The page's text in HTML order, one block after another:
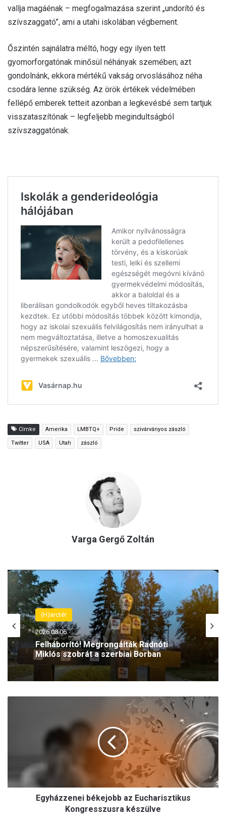
vallja magáénak – megfogalmazása szerint „undorító és
szívszaggató”, ami a utahi iskolában végbement.
Őszintén sajnálatra méltó, hogy egy ilyen tett
gyomorforgatónak minősül néhányak szemében; azt
gondolnánk, ekkora mértékű vakság orvoslásához néha
csodára lenne szükség. Az örök értékek védelmében
fellépő emberek tetteit azonban a legkevésbé sem tartjuk
visszataszítónak – legfeljebb megindultságból
szívszaggatónak.
Címke Amerika LMBTQ+ Pride szivárványos zászló
Twitter USA Utah zászló
Varga Gergő Zoltán
(H)arctér
2026.08.06.
Felháborító! Megrongálták Radnóti
Miklós szobrát a szerbiai Borban
n
Egyházzenei békejobb az Eucharisztikus
Kongresszusra készülve